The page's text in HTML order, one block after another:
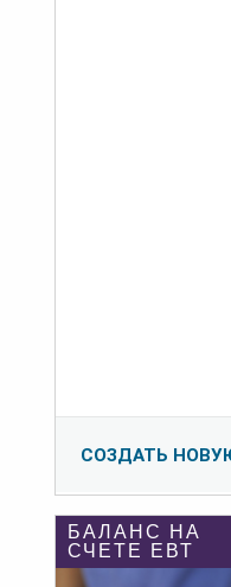
СОЗДАТЬ
БАЛАНС НА
СЧЕТЕ ЕВТ